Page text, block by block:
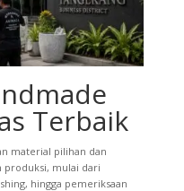
Terbaik
material pilihan dan
produksi, mulai dari
hingga pemeriksaan